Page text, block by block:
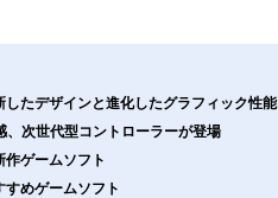
したデザインと進化したグラフィック性能
、次世代型コントローラーが登場
作ゲームソフト
すめゲームソフト